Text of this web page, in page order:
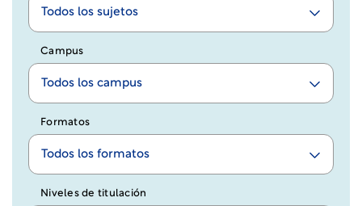
Todos los sujetos
Campus
Todos los campus
Formatos
Todos los formatos
Niveles de titulación